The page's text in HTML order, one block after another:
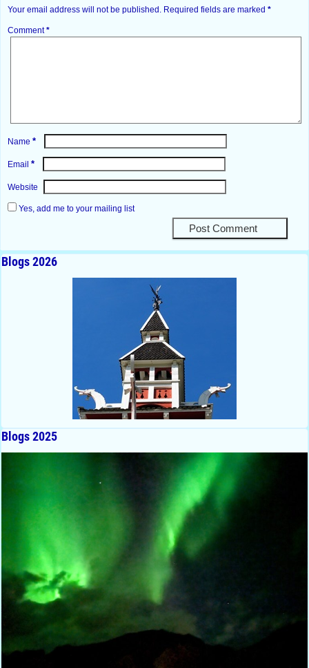
Your email address will not be published. Required fields are marked *
Comment*
Name *
Email *
Website
Yes, add me to your mailing list
Blogs 2026
Blogs 2025